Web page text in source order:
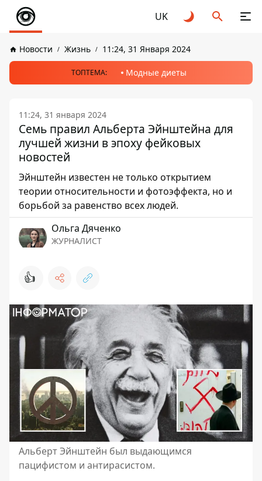
UK
Новости Жизнь 11:24, 31 Января 2024
ТОПТЕМА: Модные диеты
11:24, 31 января 2024
Семь правил Альберта Эйнштейна для
лучшей жизни в эпоху фейковых
новостей
Эйнштейн известен не только открытием
теории относительности и фотоэффекта, но и
борьбой за равенство всех людей.
Ольга Дяченко
ЖУРНАЛИСТ
👍
Альберт Эйнштейн был выдающимся
пацифистом и антирасистом.